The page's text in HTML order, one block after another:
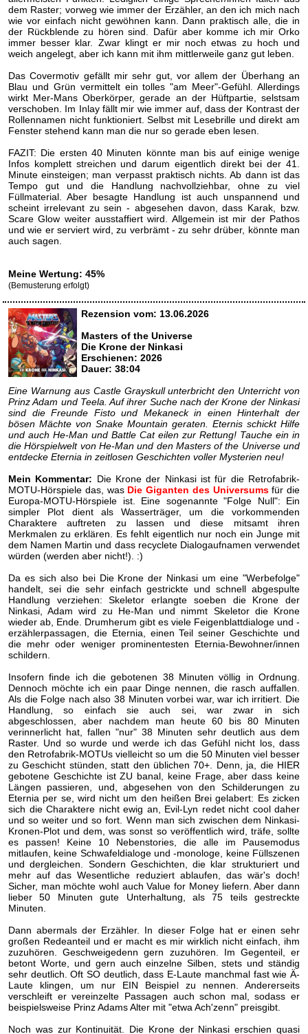
dem Raster; vorweg wie immer der Erzähler, an den ich mich nach
wie vor einfach nicht gewöhnen kann. Dann praktisch alle, die in
der Rückblende zu hören sind. Dafür aber komme ich mir Orko
immer besser klar. Zwar klingt er mir noch etwas zu hoch und
weich angelegt, aber ich kann mit ihm mittlerweile ganz gut leben.
Das Covermotiv gefällt mir sehr gut, vor allem der Überhang an
Blau und Grün vermittelt ein tolles "am Meer"-Gefühl. Allerdings
wirkt Mer-Mans Oberkörper, gerade an der Hüftpartie, selstsam
verschoben. Im Inlay fällt mir wie immer auf, dass der Kontrast der
Rollennamen nicht funktioniert. Selbst mit Lesebrille und direkt am
Fenster stehend kann man die nur so gerade eben lesen.
FAZIT: Die ersten 40 Minuten könnte man bis auf einige wenige
Infos komplett streichen und darum eigentlich direkt bei der 41.
Minute einsteigen; man verpasst praktisch nichts. Ab dann ist das
Tempo gut und die Handlung nachvollziehbar, ohne zu viel
Füllmaterial. Aber besagte Handlung ist auch unspannend und
scheint irrelevant zu sein - abgesehen davon, dass Karak, bzw.
Scare Glow weiter ausstaffiert wird. Allgemein ist mir der Pathos
und wie er serviert wird, zu verbrämt - zu sehr drüber, könnte man
auch sagen.
Meine Wertung: 45%
(Bemusterung erfolgt)
Rezension vom: 13.06.2026
Masters of the Universe
Die Krone der Ninkasi
Erschienen: 2026
Dauer: 38:04
Eine Warnung aus Castle Grayskull unterbricht den Unterricht von
Prinz Adam und Teela. Auf ihrer Suche nach der Krone der Ninkasi
sind die Freunde Fisto und Mekaneck in einen Hinterhalt der
bösen Mächte von Snake Mountain geraten. Eternis schickt Hilfe
und auch He-Man und Battle Cat eilen zur Rettung! Tauche ein in
die Hörspielwelt von He-Man und den Masters of the Universe und
entdecke Eternia in zeitlosen Geschichten voller Mysterien neu!
Mein Kommentar: Die Krone der Ninkasi ist für die Retrofabrik-
MOTU-Hörspiele das, was Die Giganten des Universumsfür die
Europa-MOTU-Hörspiele ist. Eine sogenannte "Folge Null": Ein
simpler Plot dient als Wasserträger, um die vorkommenden
Charaktere auftreten zu lassen und diese mitsamt ihren
Merkmalen zu erklären. Es fehlt eigentlich nur noch ein Junge mit
dem Namen Martin und dass recyclete Dialogaufnamen verwendet
würden (werden aber nicht!). :)
Da es sich also bei Die Krone der Ninkasi um eine "Werbefolge"
handelt, sei die sehr einfach gestrickte und schnell abgespulte
Handlung verziehen: Skeletor erlangte soeben die Krone der
Ninkasi, Adam wird zu He-Man und nimmt Skeletor die Krone
wieder ab, Ende. Drumherum gibt es viele Feigenblattdialoge und -
erzählerpassagen, die Eternia, einen Teil seiner Geschichte und
die mehr oder weniger prominentesten Eternia-Bewohner/innen
schildern.
Insofern finde ich die gebotenen 38 Minuten völlig in Ordnung.
Dennoch möchte ich ein paar Dinge nennen, die rasch auffallen.
Als die Folge nach also 38 Minuten vorbei war, war ich irritiert. Die
Handlung, so einfach sie auch sei, war zwar in sich
abgeschlossen, aber nachdem man heute 60 bis 80 Minuten
verinnerlicht hat, fallen "nur" 38 Minuten sehr deutlich aus dem
Raster. Und so wurde und werde ich das Gefühl nicht los, dass
den Retrofabrik-MOTUs vielleicht so um die 50 Minuten viel besser
zu Geschicht stünden, statt den üblichen 70+. Denn, ja, die HIER
gebotene Geschichte ist ZU banal, keine Frage, aber dass keine
Längen passieren, und, abgesehen von den Schilderungen zu
Eternia per se, wird nicht um den heißen Brei gelabert: Es zicken
sich die Charaktere nicht ewig an, Evil-Lyn redet nicht cool daher
und so weiter und so fort. Wenn man sich zwischen dem Ninkasi-
Kronen-Plot und dem, was sonst so veröffentlich wird, träfe, sollte
es passen! Keine 10 Nebenstories, die alle im Pausemodus
mitlaufen, keine Schwafeldialoge und -monologe, keine Füllszenen
und dergleichen. Sondern Geschichten, die klar strukturiert und
mehr auf das Wesentliche reduziert ablaufen, das wär's doch!
Sicher, man möchte wohl auch Value for Money liefern. Aber dann
lieber 50 Minuten gute Unterhaltung, als 75 teils gestreckte
Minuten.
Dann abermals der Erzähler. In dieser Folge hat er einen sehr
großen Redeanteil und er macht es mir wirklich nicht einfach, ihm
zuzuhören. Geschweigedenn gern zuzuhören. Im Gegenteil, er
betont Worte, und gern auch einzelne Silben, stets und ständig
sehr deutlich. Oft SO deutlich, dass E-Laute manchmal fast wie Ä-
Laute klingen, um nur EIN Beispiel zu nennen. Andererseits
verschleift er vereinzelte Passagen auch schon mal, sodass er
beispielsweise Prinz Adams Alter mit "etwa Ach'zenn" preisgibt.
Noch was zur Kontinuität. Die Krone der Ninkasi erschien quasi